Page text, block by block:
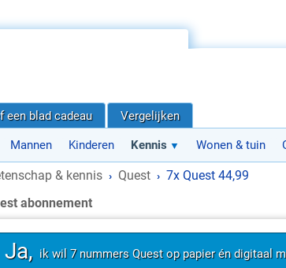
Mannen Kinderen Kennis Wonen & tuin
een blad cadeau Vergelijken
& kennis › Quest › 7x Quest 44,99
abonnement
Ja, ik wil 7 nummers Quest op papier én digitaal